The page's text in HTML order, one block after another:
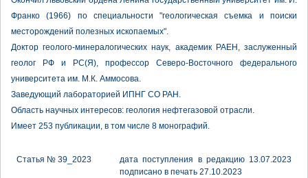
Франко (1966) по специальности "геологическая съемка и поиски
месторождений полезных ископаемых".
Доктор геолого-минералогических наук, академик РАЕН, заслуженный
геолог РФ и РС(Я), профессор Северо-Восточного федерального
университета им. М.К. Аммосова.
Заведующий лабораторией ИПНГ СО РАН.
Область научных интересов: геология нефтегазовой отрасли.
Имеет 253 публикации, в том числе 8 монографий.
Статья № 39_2023
дата поступления в редакцию 13.07.2023
подписано в печать 27.10.2023